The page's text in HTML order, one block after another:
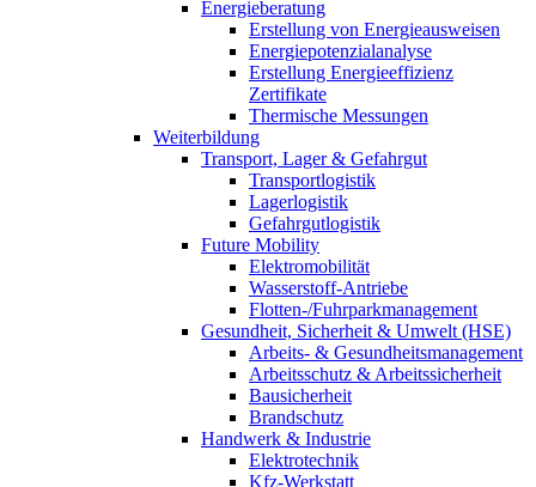
Energieberatung
Erstellung von Energieausweisen
Energiepotenzialanalyse
Erstellung Energieeffizienz
Zertifikate
Thermische Messungen
Weiterbildung
Transport, Lager & Gefahrgut
Transportlogistik
Lagerlogistik
Gefahrgutlogistik
Future Mobility
Elektromobilität
Wasserstoff-Antriebe
Flotten-/Fuhrparkmanagement
Gesundheit, Sicherheit & Umwelt (HSE)
Arbeits- & Gesundheitsmanagement
Arbeitsschutz & Arbeitssicherheit
Bausicherheit
Brandschutz
Handwerk & Industrie
Elektrotechnik
Kfz-Werkstatt